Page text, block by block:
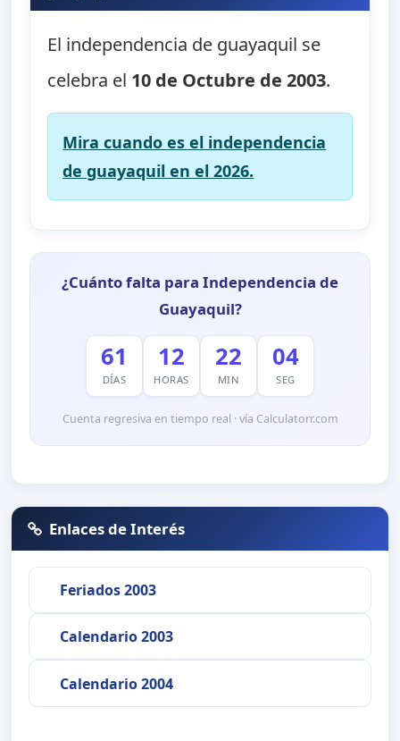
El independencia de guayaquil se
celebra el 10 de Octubre de 2003.
Mira cuando es el independencia
de guayaquil en el 2026.
¿Cuánto falta para Independencia de
Guayaquil?
61
DÍAS
12
HORAS
22
MIN
03
SEG
Cuenta regresiva en tiempo real · vía Calculatorr.com
Enlaces de Interés
Feriados 2003
Calendario 2003
Calendario 2004